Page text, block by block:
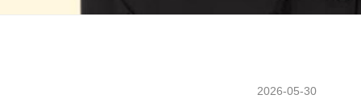
2026-05-30